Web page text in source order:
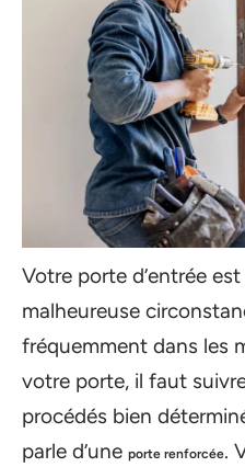
Votre porte d’entrée
malheureuse
fréquemment dans les
votre porte, il faut
procédés bien
parle d’une porte renforcée.